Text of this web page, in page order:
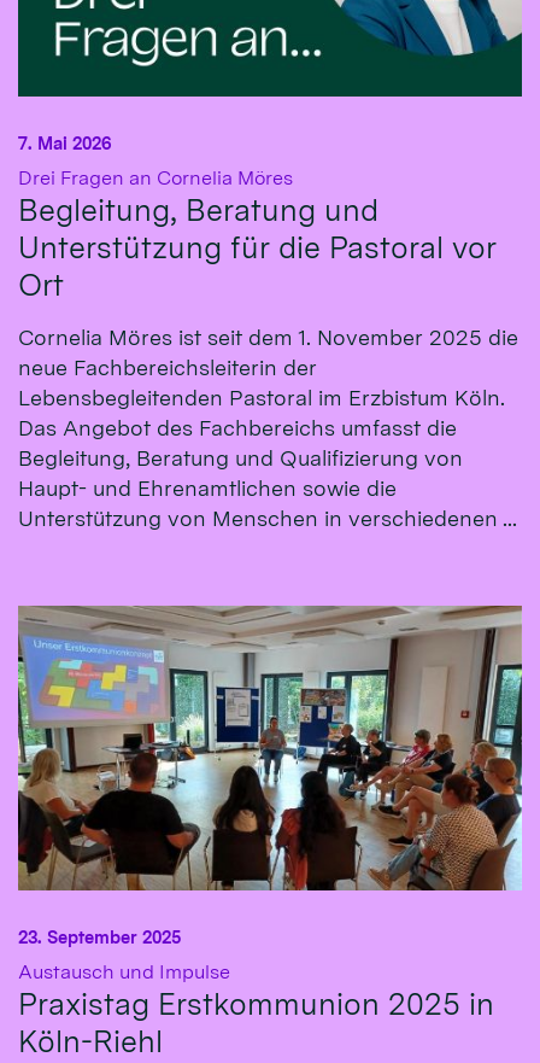
Drei Fragen an Cornelia Möres:
Begleitung, Beratung und
Unterstützung für die Pastoral vor
Ort
7. Mai 2026
Cornelia Möres ist seit dem 1. November 2025 die
neue Fachbereichsleiterin der
Lebensbegleitenden Pastoral im Erzbistum Köln.
Das Angebot des Fachbereichs umfasst die
Begleitung, Beratung und Qualifizierung von
Haupt- und Ehrenamtlichen sowie die
Unterstützung von Menschen in verschiedenen ...
Austausch und Impulse
Praxistag Erstkommunion 2025 in
Köln-Riehl
23. September 2025